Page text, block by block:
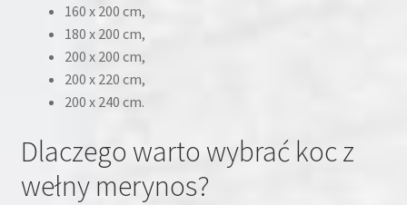
160 x 200 cm,
180 x 200 cm,
200 x 200 cm,
200 x 220 cm,
200 x 240 cm.
Dlaczego warto wybrać koc z
wełny merynos?